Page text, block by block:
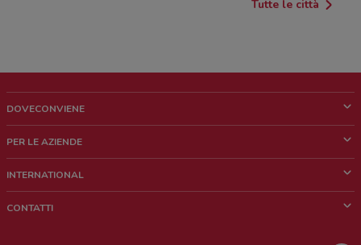
Tutte le città
DOVECONVIENE
Chi siamo
Lavora con noi
PER LE AZIENDE
Richieste commerciali e marketing
INTERNATIONAL
CONTATTI